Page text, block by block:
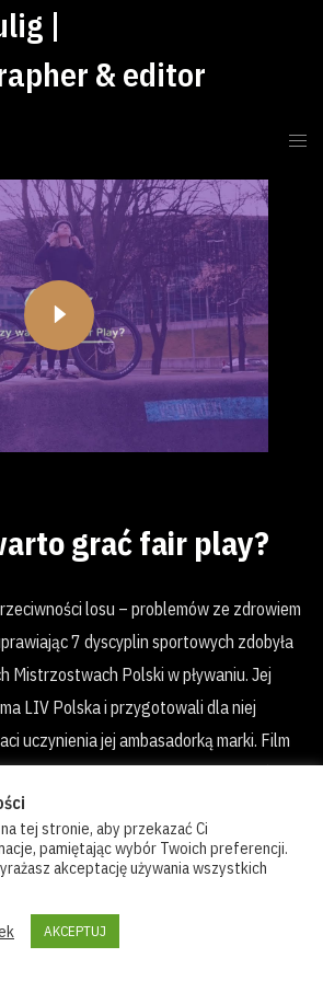
|
& editor
grać fair play?
losu – problemów ze zdrowiem
7 dyscyplin sportowych zdobyła
Mistrzostwach Polski w pływaniu. Jej
LIV Polska i przygotowali dla niej
uczynienia jej ambasadorką marki. Film
media Click Community.
realizacja zdjęć, postprodukcja
tej stronie, aby przekazać Ci
pamiętając wybór Twoich preferencji.
akceptację używania wszystkich
AKCEPTUJ